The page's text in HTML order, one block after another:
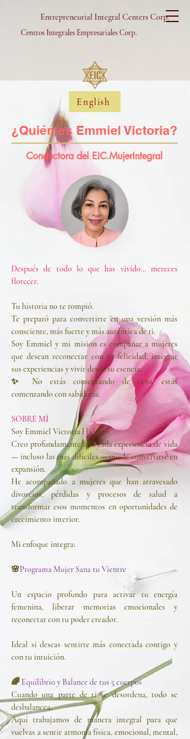
Entrepreneurial Integral Centers Corp.
Centros Integrales Empresariales Corp.
English
¿Quién esEmmiel Victoria?
Conductora del EIC.MujerIntegral
Después de todo lo que has vivido… mereces
florecer.
Tu historia no te rompió.
Te preparó para convertirte en una versión más
consciente, más fuerte y más auténtica de ti.
Soy Emmiel y mi mision es compañar a mujeres
que desean reconectar con su felicidad, integrar
sus experiencias y vivir desde su esencia.
✨ No estás comenzando de cero, estás
comenzando con sabiduría.
SOBRE MÍ
Soy Emmiel Victoria Hidalgo.
Creo profundamente que cada experiencia de vida
— incluso las más difíciles — puede convertirse en
expansión.
He acompañado a mujeres que han atravesado
divorcios, pérdidas y procesos de salud a
transformar esos momentos en oportunidades de
crecimiento interior.
Mi enfoque integra:
🌸Programa Mujer Sana tu Vientre
Un espacio profundo para activar tu energía
femenina, liberar memorias emocionales y
reconectar con tu poder creador.
Ideal si deseas sentirte más conectada contigo y
con tu intuición.
🌈 Equilibrio y Balance de tus 5 cuerpos
Cuando una parte de ti se desordena, todo se
desbalancea.
Aquí trabajamos de manera integral para que
vuelvas a sentir armonía física, emocional, mental,